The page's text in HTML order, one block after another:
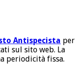
Antispecista per
sul sito web. La
periodicità fissa.